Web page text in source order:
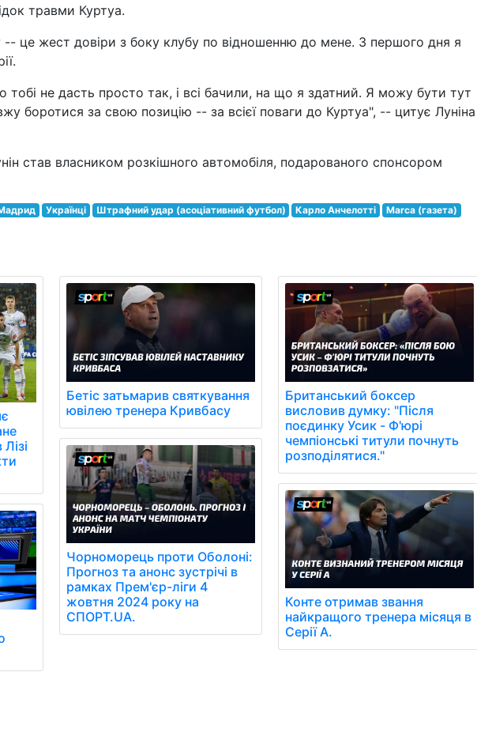
травми Куртуа.
це жест довіри з боку клубу по відношенню до мене. З першого дня я
тобі не дасть просто так, і всі бачили, на що я здатний. Я можу бути тут
боротися за свою позицію -- за всієї поваги до Куртуа", -- цитує Луніна
став власником розкішного автомобіля, подарованого спонсором
Українці Штрафний удар (асоціативний футбол) Карло Анчелотті
Marca (газета)
Бетіс затьмарив святкування
ювілею тренера Кривбасу
Чорноморець проти Оболоні:
Прогноз та анонс зустрічі в
рамках Прем'єр-ліги 4
жовтня 2024 року на
СПОРТ.UA.
Британський боксер
висловив думку: "Після
поєдинку Усик - Ф'юрі
чемпіонські титули почнуть
розподілятися."
Конте отримав звання
найкращого тренера місяця в
Серії А.